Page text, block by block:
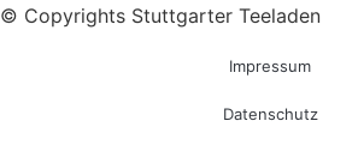
© Copyrights Stuttgarter Teeladen
Impressum
Datenschutz